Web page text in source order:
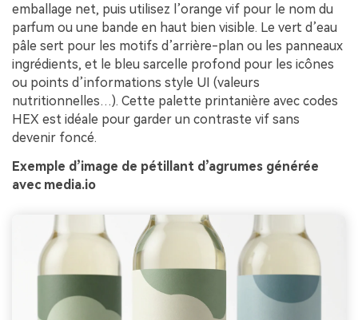
emballage net, puis utilisez l’orange vif pour le nom du
parfum ou une bande en haut bien visible. Le vert d’eau
pâle sert pour les motifs d’arrière-plan ou les panneaux
ingrédients, et le bleu sarcelle profond pour les icônes
ou points d’informations style UI (valeurs
nutritionnelles…). Cette palette printanière avec codes
HEX est idéale pour garder un contraste vif sans
devenir foncé.
Exemple d’image de pétillant d’agrumes générée
avec media.io